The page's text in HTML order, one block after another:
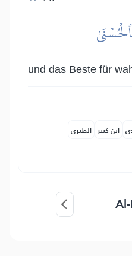
und das Beste für
ابن كثير الطبري